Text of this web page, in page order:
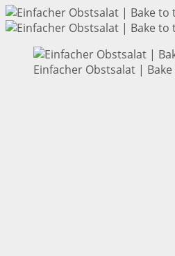
Einfacher Obstsalat |